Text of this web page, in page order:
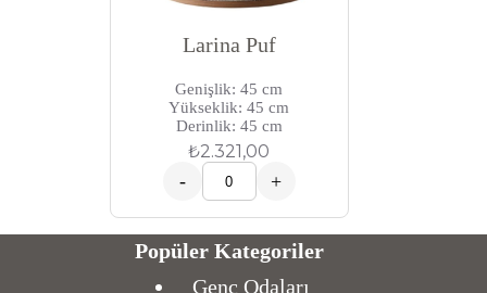
Larina Puf
Genişlik: 45 cm
Yükseklik: 45 cm
Derinlik: 45 cm
₺2.321,00
- +
Popüler Kategoriler
Genç Odaları